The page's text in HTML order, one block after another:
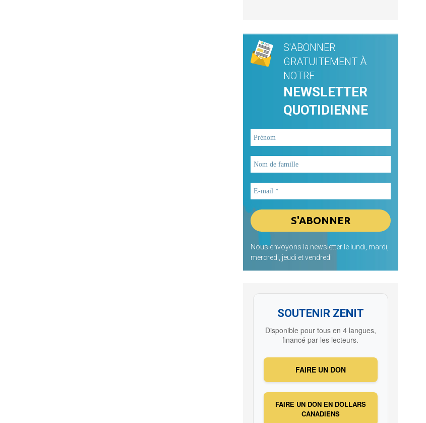
S'ABONNER
GRATUITEMENT À
NOTRE
NEWSLETTER
QUOTIDIENNE
Nous envoyons la newsletter le lundi, mardi,
mercredi, jeudi et vendredi
SOUTENIR ZENIT
Disponible pour tous en 4 langues,
financé par les lecteurs.
FAIRE UN DON
FAIRE UN DON EN DOLLARS
CANADIENS